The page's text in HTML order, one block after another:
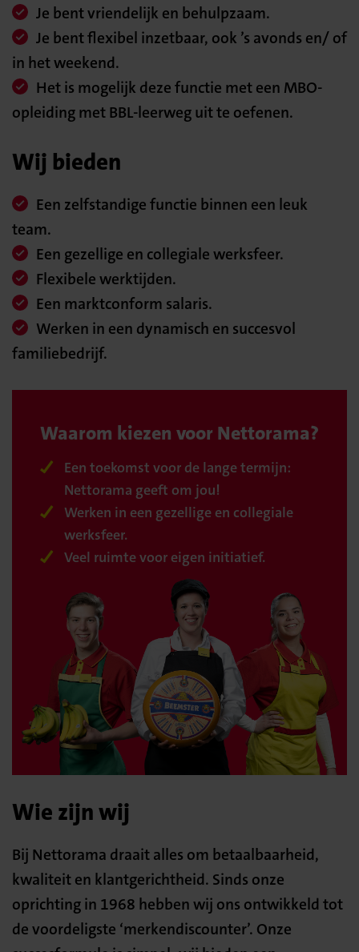
Je bent vriendelijk en behulpzaam.
Je bent flexibel inzetbaar, ook ’s avonds en/ of
in het weekend.
Het is mogelijk deze functie met een MBO-
opleiding met BBL-leerweg uit te oefenen.
Wij bieden
Een zelfstandige functie binnen een leuk
team.
Een gezellige en collegiale werksfeer.
Flexibele werktijden.
Een marktconform salaris.
Werken in een dynamisch en succesvol
familiebedrijf.
Waarom kiezen voor Nettorama?
Een toekomst voor de lange termijn:
Nettorama geeft om jou!
Werken in een gezellige en collegiale
werksfeer.
Veel ruimte voor eigen initiatief.
Wie zijn wij
Bij Nettorama draait alles om betaalbaarheid,
kwaliteit en klantgerichtheid. Sinds onze
oprichting in 1968 hebben wij ons ontwikkeld tot
de voordeligste ‘merkendiscounter’. Onze